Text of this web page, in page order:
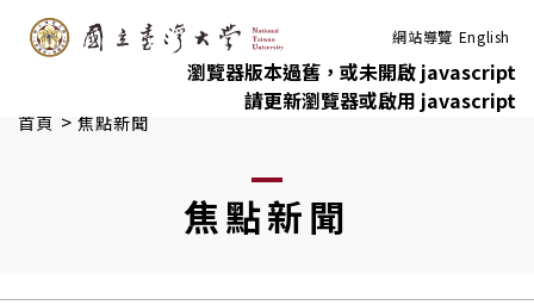
跳到主要內容 網站導覽 English
瀏覽器版本過舊，或未開啟 javascript
請更新瀏覽器或啟用 javascript
首頁 > 焦點新聞
焦點新聞